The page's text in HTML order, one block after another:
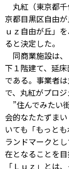
丸紅（東京都
京都目黒区自由
ｕｚ自由が丘」
ると決定した。
同商業施設は
下１階建て、延
である。事業者
で、丸紅がプロ
”住んでみたい
会的なたたずま
いても「もっと
ランドマークと
在となることを
「Ｌｕｚ」とは